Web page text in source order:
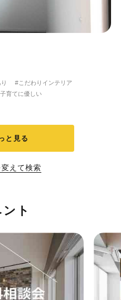
#こだわりインテリア
育てに優しい
と見る
えて検索
ト